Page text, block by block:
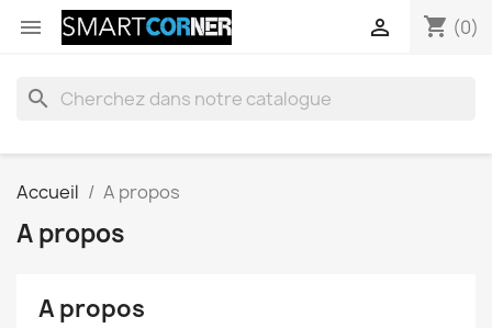
 shopping_cart (0)

search
Accueil A propos
A propos
A propos